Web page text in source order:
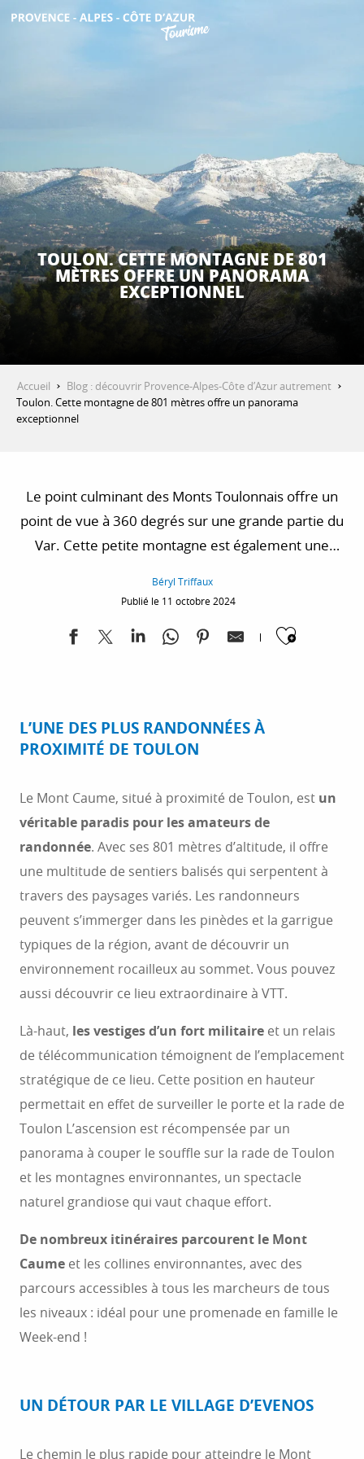
Aller
SÉJOURNER
ESPACE PRO
TOULON. CETTE MONTAGNE DE 801
MÈTRES OFFRE UN PANORAMA
EXCEPTIONNEL
Accueil
Blog : découvrir Provence-Alpes-Côte d’Azur autrement
Toulon. Cette montagne de 801 mètres offre un panorama
exceptionnel
Le point culminant des Monts Toulonnais offre un
point de vue à 360 degrés sur une grande partie du
Var. Cette petite montagne est également une
Béryl Triffaux
Publié le 11 octobre 2024
L’UNE DES PLUS RANDONNÉES À
PROXIMITÉ DE TOULON
Le Mont Caume, situé à proximité de Toulon, est un
véritable paradis pour les amateurs de
randonnée. Avec ses 801 mètres d’altitude, il offre
une multitude de sentiers balisés qui serpentent à
travers des paysages variés. Les randonneurs
peuvent s’immerger dans les pinèdes et la garrigue
typiques de la région, avant de découvrir un
environnement rocailleux au sommet. Vous pouvez
aussi découvrir ce lieu extraordinaire à VTT.
Là-haut, les vestiges d’un fort militaire et un relais
de télécommunication témoignent de l’emplacement
stratégique de ce lieu. Cette position en hauteur
permettait en effet de surveiller le porte et la rade de
Toulon L’ascension est récompensée par un
panorama à couper le souffle sur la rade de Toulon
et les montagnes environnantes, un spectacle
naturel grandiose qui vaut chaque effort.
De nombreux itinéraires parcourent le Mont
Caume et les collines environnantes, avec des
parcours accessibles à tous les marcheurs de tous
les niveaux : idéal pour une promenade en famille le
Week-end !
UN DÉTOUR PAR LE VILLAGE D’EVENOS
Le chemin le plus rapide pour atteindre le Mont